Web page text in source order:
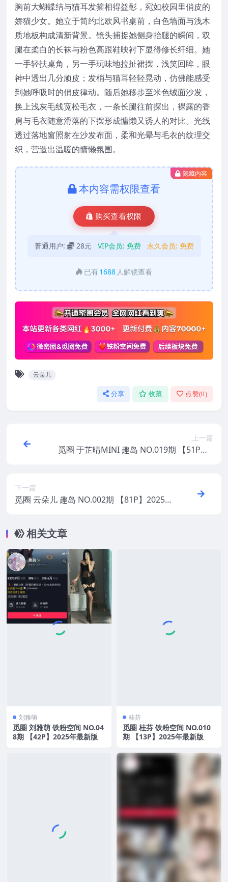
胸前大蝴蝶结与猫耳发箍相得益彰，宛如校园里俏皮的
娇猫少女。她立于简约北欧风书桌前，白色墙面与浅木
质地板构成清新背景。镜头捕捉她侧身抬腿的瞬间，双
腿在柔白的长袜与粉色高跟鞋映衬下显得修长纤细。她
一手轻扶桌角，另一手玩味地拉扯裙摆，浅笑回眸，眼
神中透出几分顽皮；发梢与猫耳轻轻晃动，仿佛能感受
到她呼吸时的俏皮律动。随后她移步至米色绒面沙发，
换上浅灰毛线宽松毛衣，一条长腿往前探出，裸露的香
肩与毛衣随意滑落的下摆形成慵懒又诱人的对比。光线
透过落地窗照射在沙发布面，柔和光晕与毛衣的纹理交
织，营造出温暖的慵懒氛围。
隐藏内容
本内容需权限查看
购买查看权限
普通用户: 28元 VIP会员: 免费 永久会员: 免费
已有 1688 人解锁查看
云朵儿
分享 收藏 点赞(0)
上一篇
觅圈 于芷晴MINI 趣岛 NO.019期 【51P】2
下一篇
觅圈 云朵儿 趣岛 NO.002期 【81P】2025
相关文章
刘雅萌
觅圈 刘雅萌 铁粉空间 NO.04
8期 【42P】2025年最新版
桂芬
觅圈 桂芬 铁粉空间 NO.010
期 【13P】2025年最新版